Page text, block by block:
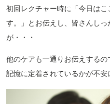
初回レクチャー時に「今日は
す。」とお伝えし、皆さんし
が・・・
他のケアも一通りお伝えする
記憶に定着されているかが不安